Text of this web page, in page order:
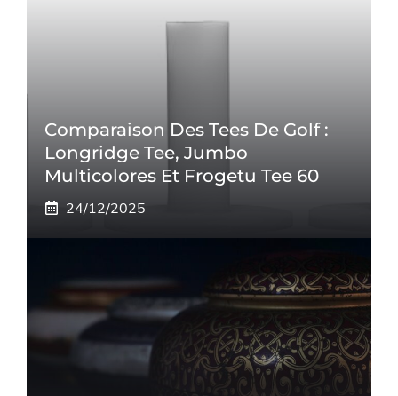
Comparaison Des Tees De Golf :
Longridge Tee, Jumbo
Multicolores Et Frogetu Tee 60
24/12/2025